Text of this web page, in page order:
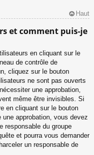
Haut
et comment puis-je
en cliquant sur le
de contrôle de
cliquez sur le bouton
ne sont pas ouverts
une approbation,
même être invisibles. Si
en cliquant sur le bouton
approbation, vous devez
responsable du groupe
et pourra vous demander
un responsable de